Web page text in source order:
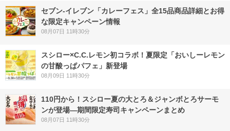
セブン‐イレブン「カレーフェス」全15品商品詳細とお得
な限定キャンペーン情報
08月07日 11時30分
スシロー×C.C.レモン初コラボ！夏限定「おいしーレモン
の甘酸っぱパフェ」新登場
08月09日 11時30分
110円から！スシロー夏の大とろ＆ジャンボとろサーモ
ンが登場―期間限定寿司キャンペーンまとめ
08月07日 11時30分